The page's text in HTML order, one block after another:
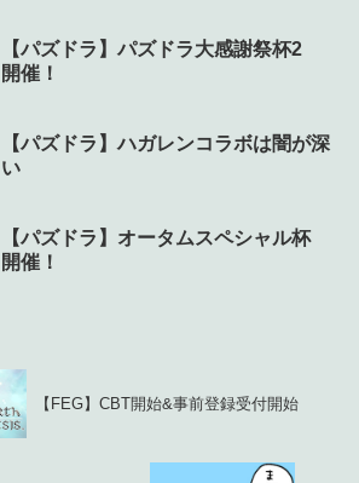
【パズドラ】パズドラ大感謝祭杯2
開催！
【パズドラ】ハガレンコラボは闇が深
い
【パズドラ】オータムスペシャル杯
開催！
【FEG】CBT開始&事前登録受付開始